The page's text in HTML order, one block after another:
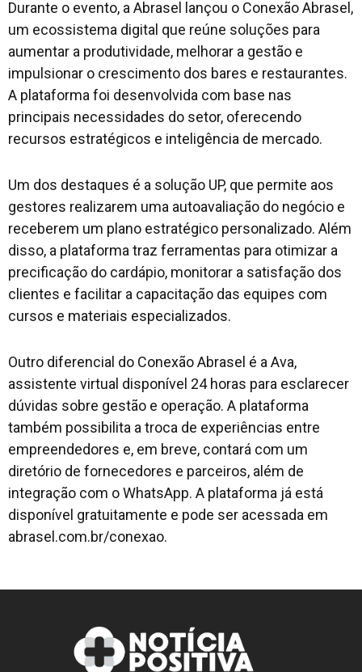
Durante o evento, a Abrasel lançou o Conexão Abrasel,
um ecossistema digital que reúne soluções para
aumentar a produtividade, melhorar a gestão e
impulsionar o crescimento dos bares e restaurantes.
A plataforma foi desenvolvida com base nas
principais necessidades do setor, oferecendo
recursos estratégicos e inteligência de mercado.
Um dos destaques é a solução UP, que permite aos
gestores realizarem uma autoavaliação do negócio e
receberem um plano estratégico personalizado. Além
disso, a plataforma traz ferramentas para otimizar a
precificação do cardápio, monitorar a satisfação dos
clientes e facilitar a capacitação das equipes com
cursos e materiais especializados.
Outro diferencial do Conexão Abrasel é a Ava,
assistente virtual disponível 24 horas para esclarecer
dúvidas sobre gestão e operação. A plataforma
também possibilita a troca de experiências entre
empreendedores e, em breve, contará com um
diretório de fornecedores e parceiros, além de
integração com o WhatsApp. A plataforma já está
disponível gratuitamente e pode ser acessada em
abrasel.com.br/conexao.